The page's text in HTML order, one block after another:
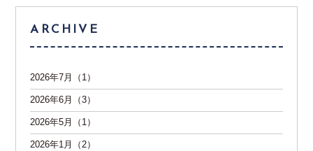
ARCHIVE
2026年7月（1）
2026年6月（3）
2026年5月（1）
2026年1月（2）